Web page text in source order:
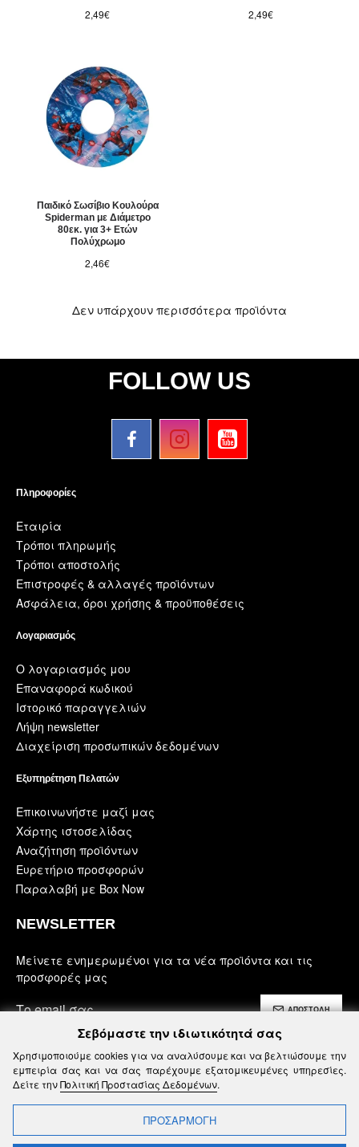
2,49€ 2,49€
Παιδικό Σωσίβιο Κουλούρα
Spiderman με Διάμετρο
80εκ. για 3+ Ετών
Πολύχρωμο
2,46€
Δεν υπάρχουν περισσότερα προϊόντα
FOLLOW US
Πληροφορίες
Εταιρία
Τρόποι πληρωμής
Τρόποι αποστολής
Επιστροφές & αλλαγές προϊόντων
Ασφάλεια, όροι χρήσης & προϋποθέσεις
Λογαριασμός
Ο λογαριασμός μου
Επαναφορά κωδικού
Ιστορικό παραγγελιών
Λήψη newsletter
Διαχείριση προσωπικών δεδομένων
Εξυπηρέτηση Πελατών
Επικοινωνήστε μαζί μας
Χάρτης ιστοσελίδας
Αναζήτηση προϊόντων
Ευρετήριο προσφορών
Παραλαβή με Box Now
NEWSLETTER
Μείνετε ενημερωμένοι για τα νέα προϊόντα και τις
προσφορές μας
ΑΠΟΣΤΟΛΗ
Έχω διαβάσει και αποδέχομαι τους
Ασφάλεια, Όροι Χρήσης & Προϋποθέσεις
Σεβόμαστε την ιδιωτικότητά σας
Χρησιμοποιούμε cookies για να αναλύσουμε και να βελτιώσουμε την
εμπειρία σας και να σας παρέχουμε εξατομικευμένες υπηρεσίες.
Δείτε τηνΠολιτική Προστασίας Δεδομένων.
ΠΡΟΣΑΡΜΟΓΗ